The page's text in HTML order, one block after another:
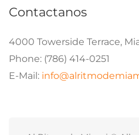
Contactanos
4000 Towerside Terrace,
Phone: (786) 414-0251
E-Mail: